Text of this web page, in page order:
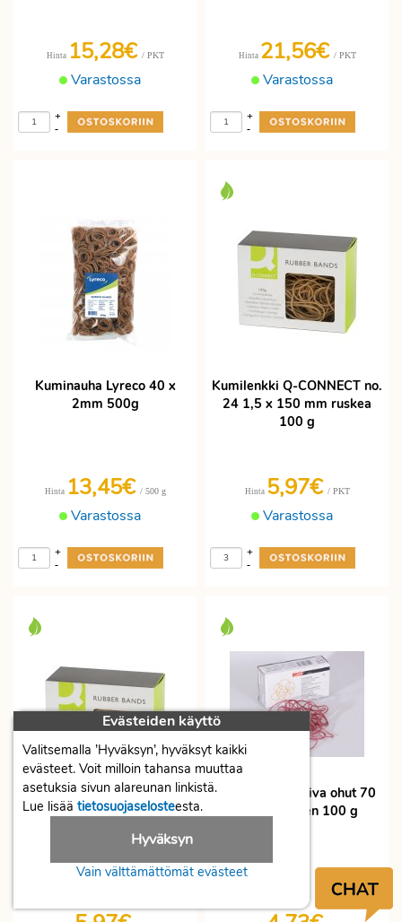
Varastossa
Hinta 15,28€ / PKT
-
+
Varastossa
Hinta 21,56€ / PKT
-
+
Kuminauha Lyreco 40 x
2mm 500g
Varastossa
Hinta 13,45€ / 500 g
-
+
Kumilenkki Q-CONNECT no.
24 1,5 x 150 mm ruskea
100 g
Varastossa
Hinta 5,97€ / PKT
-
+
Kumilenkki Q-CONNECT no.
16 1,5 x 60 mm ruskea 100
Kumilenkki Scriva ohut 70
mm punainen 100 g
Evästeiden käyttö
Valitsemalla ’Hyväksyn’, hyväksyt kaikki
evästeet. Voit milloin tahansa muuttaa
asetuksia sivun alareunan linkistä.
Lue lisää tietosuojaselosteesta.
Hyväksyn
Vain välttämättömät evästeet